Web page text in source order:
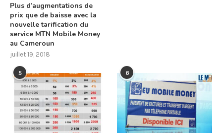
Plus d’augmentations de
prix que de baisse avec la
nouvelle tarification du
service MTN Mobile Money
au Cameroun
juillet 19, 2018
5 6